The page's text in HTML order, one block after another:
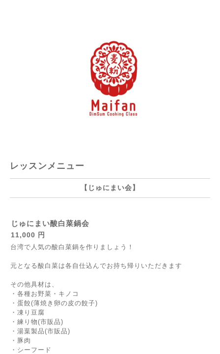
レッスンメニュー
【じゅにまい会】
じゅにまい酸白菜鍋会
11,000 円
台湾で人気の酸白菜鍋を作りましょう！
元となる酸白菜は各自仕込んでお持ち帰りいただきます
その他具材は、
・各種お野菜・キノコ
・蛋餃(薄焼き卵の皮の餃子)
・凍り豆腐
・練り物(市販品)
・湯葉製品(市販品)
・豚肉
・シーフード